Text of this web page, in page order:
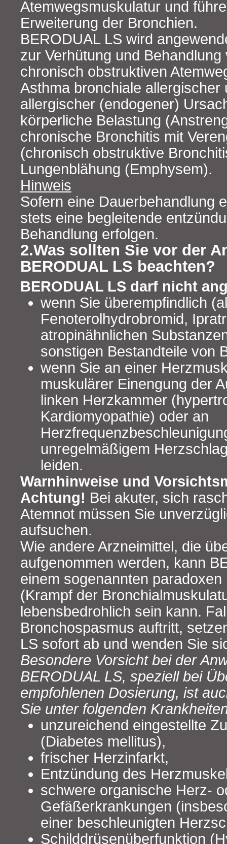
Atemwegsmuskulatur und
Erweiterung der Bronchien.
BERODUAL LS wird
zur Verhütung und Behandlung
chronisch obstruktiven
Asthma bronchiale allergischer
allergischer (endogener)
körperliche Belastung
chronische Bronchitis mit
(chronisch obstruktive
Lungenblähung (Emphysem).
Hinweis
Sofern eine Dauerbehandlung
stets eine begleitende
Behandlung erfolgen.
2.Was sollten Sie vor der
BERODUAL LS beachten?
BERODUAL LS darf nicht
wenn Sie überempfindlich
Fenoterolhydrobromid,
atropinähnlichen
sonstigen Bestandteile von
wenn Sie an einer
muskulärer Einengung der
linken Herzkammer
Kardiomyopathie) oder an
unregelmäßigem
leiden.
Warnhinweise und
Achtung! Bei akuter, sich
Atemnot müssen Sie
aufsuchen.
Wie andere Arzneimittel, die
aufgenommen werden, kann
einem sogenannten
(Krampf der
lebensbedrohlich sein kann.
Bronchospasmus auftritt,
LS sofort ab und wenden Sie
Besondere Vorsicht bei der
BERODUAL LS, speziell bei
empfohlenen Dosierung, ist
Sie unter folgenden
unzureichend eingestellte
(Diabetes mellitus),
frischer Herzinfarkt,
Entzündung des
schwere organische Herz-
Gefäßerkrankungen
einer beschleunigten
Schilddrüsenüberfunktion